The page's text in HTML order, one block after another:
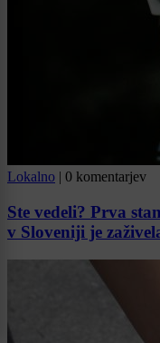
Lokalno | 0 komentarjev
Ste vedeli? Prva
v Sloveniji je